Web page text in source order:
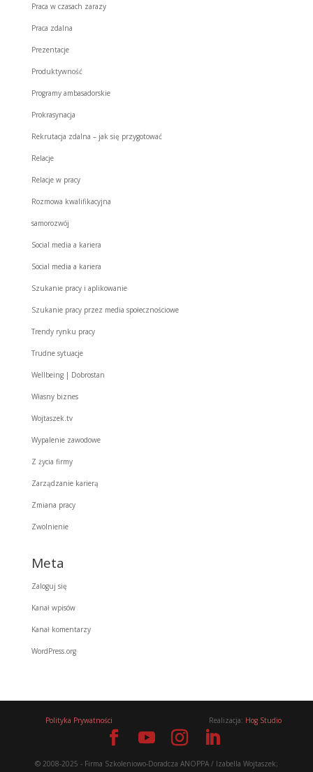
Praca w czasach zarazy
Praca zdalna
Prezentacje
Produktywność
Programy ambasadorskie
Prokrasynacja
Rekrutacja zdalna – jak się przygotować
Relacje
Relacje w pracy
Rozmowa kwalifikacyjna
samorozwój
Social media a kariera
Social media a kariera
Szukanie pracy i aplikowanie
Szukanie pracy przez media społecznościowe
Trendy rynku pracy
Trudne sytuacje
Wellbeing | Dobrostan
Własny biznes
Wojtaszek.tv
Wypalenie zawodowe
Z życia firmy
Zarządzanie karierą
Zmiana pracy
Zwolnienie
Meta
Zaloguj się
Kanał wpisów
Kanał komentarzy
WordPress.org
Polityka Prywatności Realizacja: Hog Studio
© 2008-2025 - Firma Szkoleniowo-Doradcza ANOPPA / Izabella Wojtaszek;